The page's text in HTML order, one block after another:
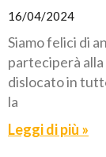
16/04/2024
Siamo felici di
parteciperà alla
dislocato in
la
Leggi di più »